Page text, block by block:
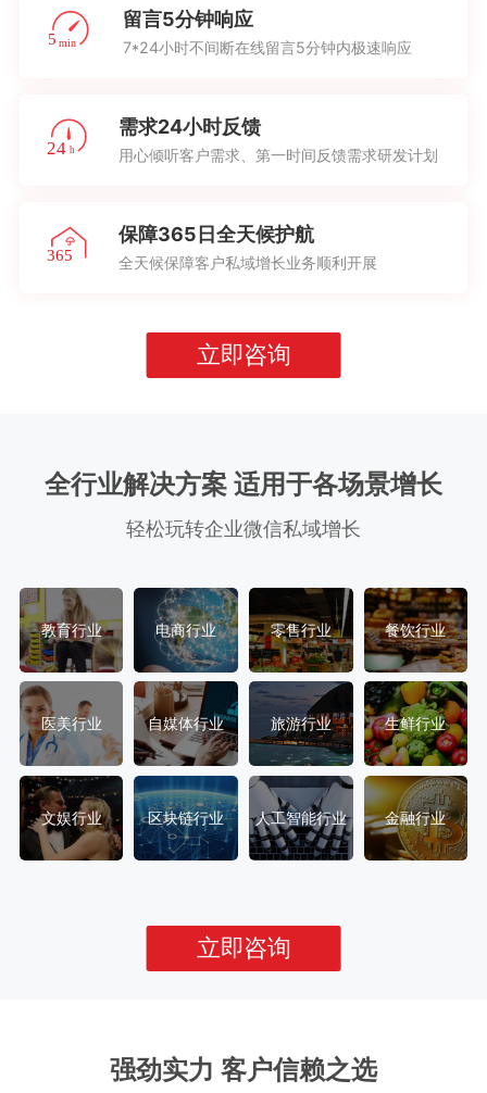
留言5分钟响应
7*24小时不间断在线留言5分钟内极速响应
需求24小时反馈
用心倾听客户需求、第一时间反馈需求研发计划
保障365日全天候护航
全天候保障客户私域增长业务顺利开展
立即咨询
全行业解决方案 适用于各场景增长
轻松玩转企业微信私域增长
教育行业 电商行业 零售行业 餐饮行业
医美行业 自媒体行业 旅游行业 生鲜行业
文娱行业 区块链行业 人工智能行业 金融行业
立即咨询
强劲实力 客户信赖之选